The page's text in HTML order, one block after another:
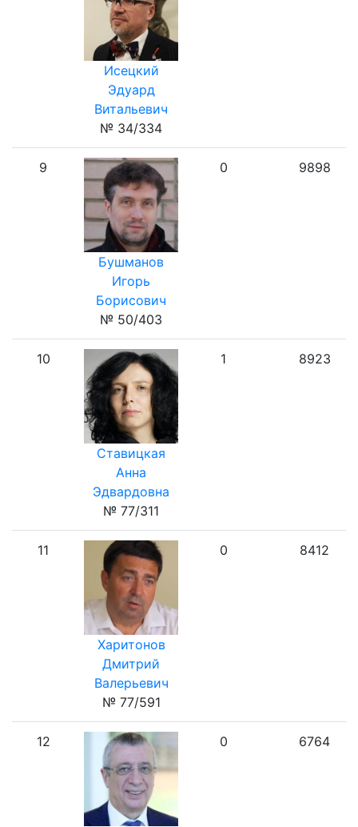
Исецкий
Эдуард
Витальевич
№ 34/334
9
Бушманов
Игорь
Борисович
№ 50/403
0 9898
10
Ставицкая
Анна
Эдвардовна
№ 77/311
1 8923
11
Харитонов
Дмитрий
Валерьевич
№ 77/591
0 8412
12 0 6764